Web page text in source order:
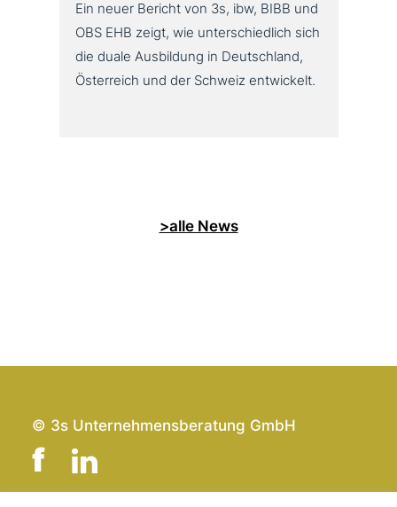
Ein neuer Bericht von 3s, ibw, BIBB und
OBS EHB zeigt, wie unterschiedlich sich
die duale Ausbildung in Deutschland,
Österreich und der Schweiz entwickelt.
>alle News
© 3s Unternehmensberatung GmbH